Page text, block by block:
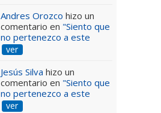
Andres Orozco hizo un
comentario en "Siento que
no pertenezco a este
ver
Jesús Silva hizo un
comentario en "Siento que
no pertenezco a este
ver